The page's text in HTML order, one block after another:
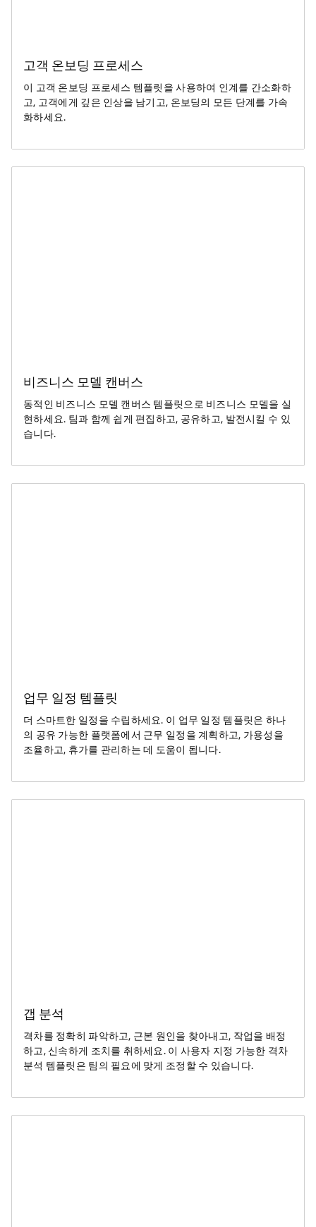
고객 온보딩 프로세스
이 고객 온보딩 프로세스 템플릿을 사용하여 인계를 간소화하
고, 고객에게 깊은 인상을 남기고, 온보딩의 모든 단계를 가속
화하세요.
비즈니스 모델 캔버스
동적인 비즈니스 모델 캔버스 템플릿으로 비즈니스 모델을 실
현하세요. 팀과 함께 쉽게 편집하고, 공유하고, 발전시킬 수 있
습니다.
업무 일정 템플릿
더 스마트한 일정을 수립하세요. 이 업무 일정 템플릿은 하나
의 공유 가능한 플랫폼에서 근무 일정을 계획하고, 가용성을
조율하고, 휴가를 관리하는 데 도움이 됩니다.
갭 분석
격차를 정확히 파악하고, 근본 원인을 찾아내고, 작업을 배정
하고, 신속하게 조치를 취하세요. 이 사용자 지정 가능한 격차
분석 템플릿은 팀의 필요에 맞게 조정할 수 있습니다.